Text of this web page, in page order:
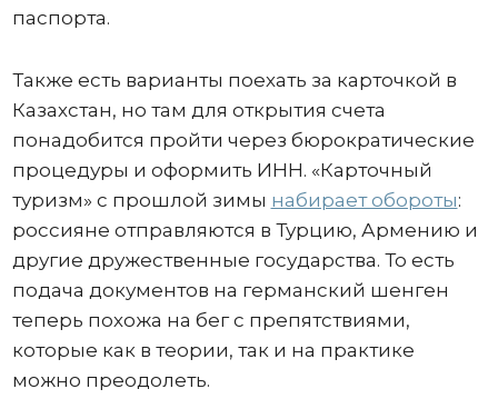
паспорта.
Также есть варианты поехать за карточкой в
Казахстан, но там для открытия счета
понадобится пройти через бюрократические
процедуры и оформить ИНН. «Карточный
туризм» с прошлой зимы набирает обороты:
россияне отправляются в Турцию, Армению и
другие дружественные государства. То есть
подача документов на германский шенген
теперь похожа на бег с препятствиями,
которые как в теории, так и на практике
можно преодолеть.